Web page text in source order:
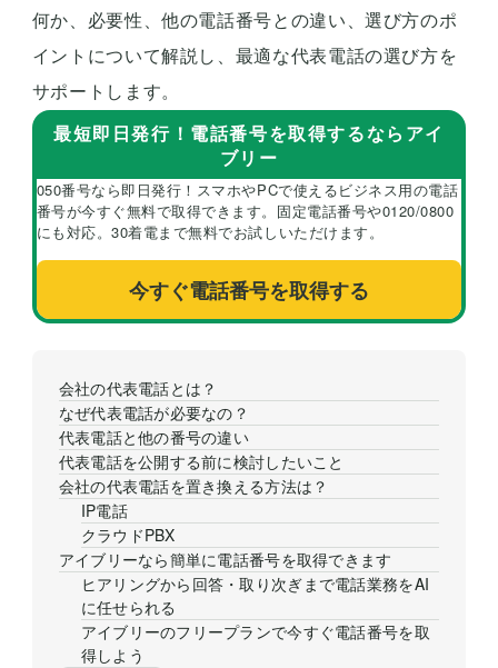
何か、必要性、他の電話番号との違い、選び方のポ
イントについて解説し、最適な代表電話の選び方を
サポートします。
最短即日発行！電話番号を取得するならアイ
ブリー
050番号なら即日発行！スマホやPCで使えるビジネス用の電話
番号が今すぐ無料で取得できます。固定電話番号や0120/0800
にも対応。30着電まで無料でお試しいただけます。
今すぐ電話番号を取得する
会社の代表電話とは？
なぜ代表電話が必要なの？
代表電話と他の番号の違い
代表電話を公開する前に検討したいこと
会社の代表電話を置き換える方法は？
IP電話
クラウドPBX
アイブリーなら簡単に電話番号を取得できます
ヒアリングから回答・取り次ぎまで電話業務をAI
に任せられる
アイブリーのフリープランで今すぐ電話番号を取
得しよう